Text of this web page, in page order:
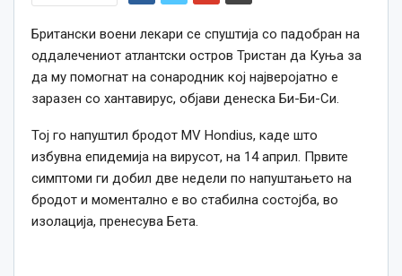
Британски воени лекари се спуштија со падобран на
оддалечениот атлантски остров Тристан да Куња за
да му помогнат на сонародник кој најверојатно е
заразен со хантавирус, објави денеска Би-Би-Си.
Тој го напуштил бродот MV Hondius, каде што
избувна епидемија на вирусот, на 14 април. Првите
симптоми ги добил две недели по напуштањето на
бродот и моментално е во стабилна состојба, во
изолација, пренесува Бета.